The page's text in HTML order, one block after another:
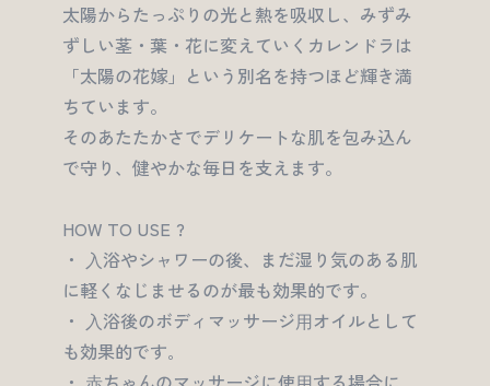
太陽からたっぷりの光と熱を吸収し、みずみ
ずしい茎・葉・花に変えていくカレンドラは
「太陽の花嫁」という別名を持つほど輝き満
ちています。
そのあたたかさでデリケートな肌を包み込ん
で守り、健やかな毎日を支えます。
HOW TO USE ?
・ ⼊浴やシャワーの後、まだ湿り気のある肌
に軽くなじませるのが最も効果的です。
・ ⼊浴後のボディマッサージ⽤オイルとして
も効果的です｡